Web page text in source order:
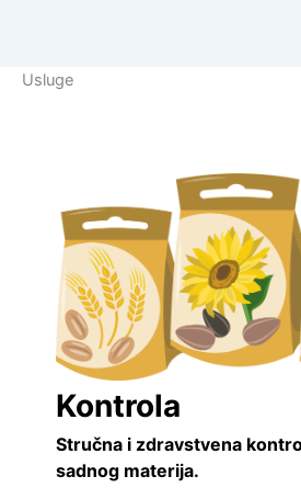
Usluge
Kontrola
Stručna i zdravstvena
sadnog materija.